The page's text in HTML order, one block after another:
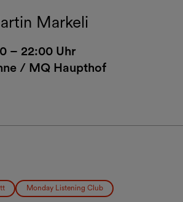
Markeli
– 22:00 Uhr
/ MQ Haupthof
Monday Listening Club